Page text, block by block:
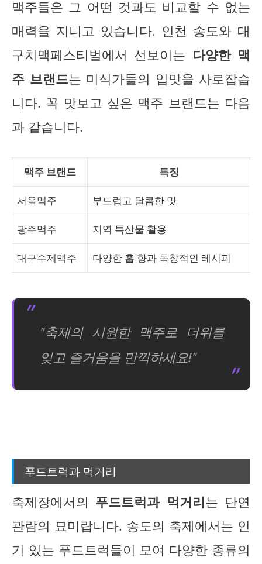
맥주들은 그 어떤 것과도 비교할 수 없는
매력을 지니고 있습니다. 인천 송도와 대
구치맥페스티벌에서 선보이는 다양한 맥
주 브랜드는 미식가들의 입맛을 사로잡습
니다. 꼭 맛보고 싶은 맥주 브랜드는 다음
과 같습니다.
맥주 브랜드 특징
서울맥주 부드럽고 달콤한 맛
광주맥주 지역 특산물 활용
대구수제맥주 다양한 홉 향과 독창적인 레시피
"축제의 시원한 맥주로 더위를
잊고 즐거움을 만끽하세요!"
푸드트럭과 먹거리
축제장에서의 푸드트럭과 먹거리는 단연
관람의 묘미랍니다. 송도의 축제에서는 인
기 있는 푸드트럭들이 모여 다양한 종류의